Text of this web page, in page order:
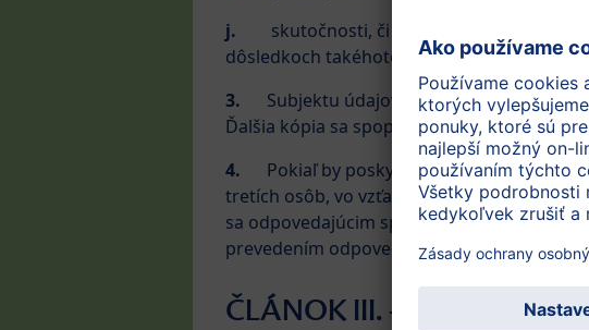
j. skutočnosti, či dochádza k
dôsledkoch takéhoto spracovania pre
3. Subjektu údajov náleží právo žiadať si
Ďalšia kópia sa spoplatní. Článok 1 odst 6
4. Pokiaľ by poskytnutím kópie mohlo
tretích osôb, vo vzťahu ku ktorým
sa odpovedajúcim spôsobom
prevedením odpovedajúcej anonymizácie
ČLÁNOK III. - PRÁVO NA